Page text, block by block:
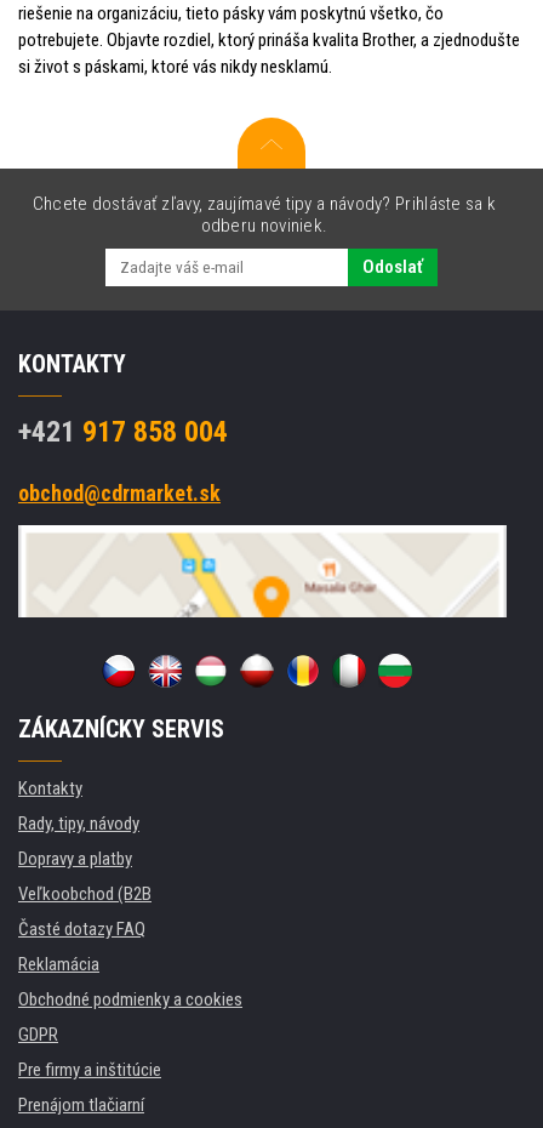
riešenie na organizáciu, tieto pásky vám poskytnú všetko, čo
potrebujete. Objavte rozdiel, ktorý prináša kvalita Brother, a zjednodušte
si život s páskami, ktoré vás nikdy nesklamú.
Chcete dostávať zľavy, zaujímavé tipy a návody? Prihláste sa k
odberu noviniek.
Odoslať
KONTAKTY
+421 917 858 004
obchod@cdrmarket.sk
ZÁKAZNÍCKY SERVIS
Kontakty
Rady, tipy, návody
Dopravy a platby
Veľkoobchod (B2B
Časté dotazy FAQ
Reklamácia
Obchodné podmienky a cookies
GDPR
Pre firmy a inštitúcie
Prenájom tlačiarní